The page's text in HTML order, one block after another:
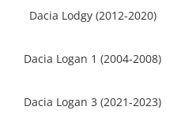
Dacia Lodgy (2012-2020)
Dacia Logan 1 (2004-2008)
Dacia Logan 3 (2021-2023)